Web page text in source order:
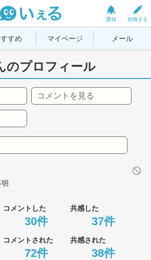
投稿する
通知
すめ マイページ メール
のプロフィール
コメントを見る
コメントした 共感した
30件 37件
コメントされた 共感された
72件 38件